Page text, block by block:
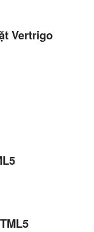
Vertrigo